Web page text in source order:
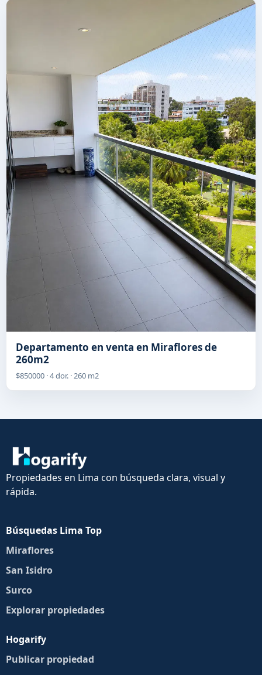
Departamento en venta en Miraflores de
260m2
$850000 · 4 dor. · 260 m2
Propiedades en Lima con búsqueda clara, visual y
rápida.
Búsquedas Lima Top
Miraflores
San Isidro
Surco
Explorar propiedades
Hogarify
Publicar propiedad